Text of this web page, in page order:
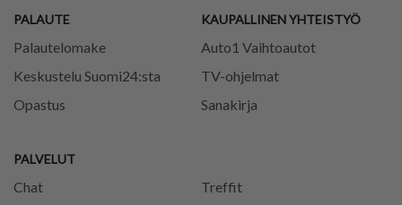
PALAUTE
Palautelomake
Keskustelu Suomi24:sta
Opastus
PALVELUT
Chat
Treffit
KAUPALLINEN YHTEISTYÖ
Auto1 Vaihtoautot
TV-ohjelmat
Sanakirja